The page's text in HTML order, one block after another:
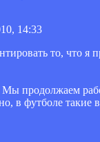
14:33
то, что я
продолжаем
в футболе